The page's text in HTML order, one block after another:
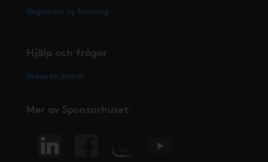
Registrera ny förening
Hjälp och frågor
Skapa ett ärende
Mer av Sponsorhuset